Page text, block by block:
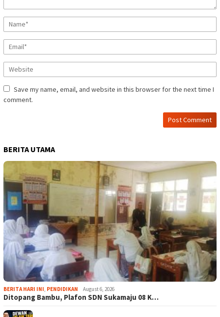
Save my name, email, and website in this browser for the next time I
comment.
BERITA UTAMA
BERITA HARI INI PENDIDIKAN August 6, 2026
Ditopang Bambu, Plafon SDN Sukamaju 08 K…